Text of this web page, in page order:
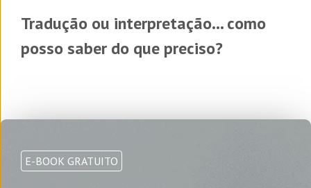
Tradução ou interpretação... como
posso saber do que preciso?
E-BOOK GRATUITO